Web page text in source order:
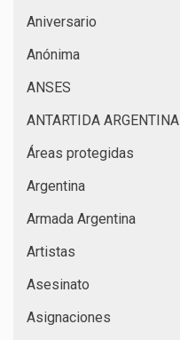
Aniversario
Anónima
ANSES
ANTARTIDA ARGENTINA
Áreas protegidas
Argentina
Armada Argentina
Artistas
Asesinato
Asignaciones